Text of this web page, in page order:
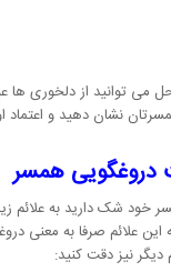
می توانید از دلخوری ها
نشان دهید و اعتماد
همسر
خود شک دارید به علائم
این علائم صرفا به معنی
دیگر نیز دقت کنید: